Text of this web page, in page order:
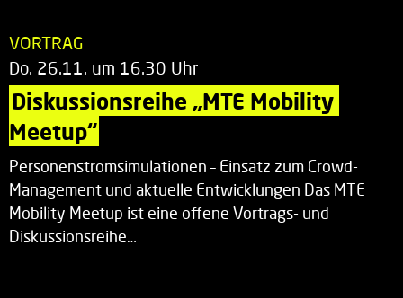
VORTRAG
Do. 26.11. um 16.30 Uhr
Diskussionsreihe „MTE Mobility
Meetup“
Personenstromsimulationen – Einsatz zum Crowd-
Management und aktuelle Entwicklungen Das MTE
Mobility Meetup ist eine offene Vortrags- und
Diskussionsreihe…